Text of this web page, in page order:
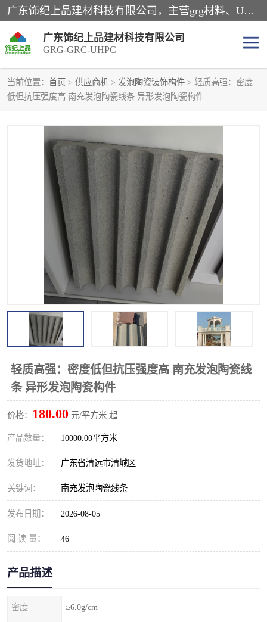
广东饰纪上品建材科技有限公司，主营grg材料、UHPC板、grc构件、uhpc幕墙板、grg厂家、grc厂家、uhpc厂家、GRG吊顶、grg石膏板、grg构件、外墙grc线条、grg造型、grg材料定制，uhpc高性能混凝土，uhpc构件，uhpc镂空挂板，grg材料生产厂家，广东grg厂家，广东grc厂家，联系方式*，2万平厂房，如果您对我公司的产品服务感兴趣，请联系我们。
广东饰纪上品建材科技有限公司
GRG-GRC-UHPC
当前位置： 首页 > 供应商机 > 发泡陶瓷装饰构件 > 轻质高强：密度
低但抗压强度高 南充发泡陶瓷线条 异形发泡陶瓷构件
轻质高强：密度低但抗压强度高 南充发泡陶瓷线
条 异形发泡陶瓷构件
价格： 180.00 元/平方米 起
产品数量： 10000.00平方米
发货地址： 广东省清远市清城区
关键词： 南充发泡陶瓷线条
发布日期： 2026-08-05
阅 读 量： 46
产品描述
密度 ≥6.0g/cm
GRG构件 GRC构件
GRG造型 GRC厂家
GRG吊顶 GRG材料生产厂家
UHPC幕墙板 GRC树池坐凳
UHPC树池坐凳